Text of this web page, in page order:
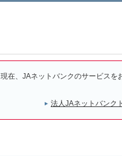
現在、JAネットバンクのサービスを
法人JAネットバンク